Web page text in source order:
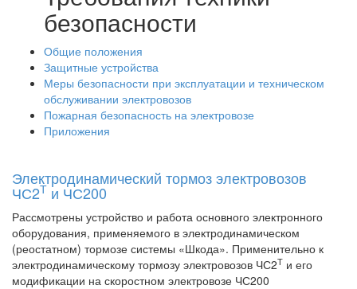
безопасности
Общие положения
Защитные устройства
Меры безопасности при эксплуатации и техническом
обслуживании электровозов
Пожарная безопасность на электровозе
Приложения
Электродинамический тормоз электровозов
ЧС2Т и ЧС200
Рассмотрены устройство и работа основного электронного
оборудования, применяемого в электродинамическом
(реостатном) тормозе системы «Шкода». Применительно к
электродинамическому тормозу электровозов ЧС2Т и его
модификации на скоростном электровозе ЧС200